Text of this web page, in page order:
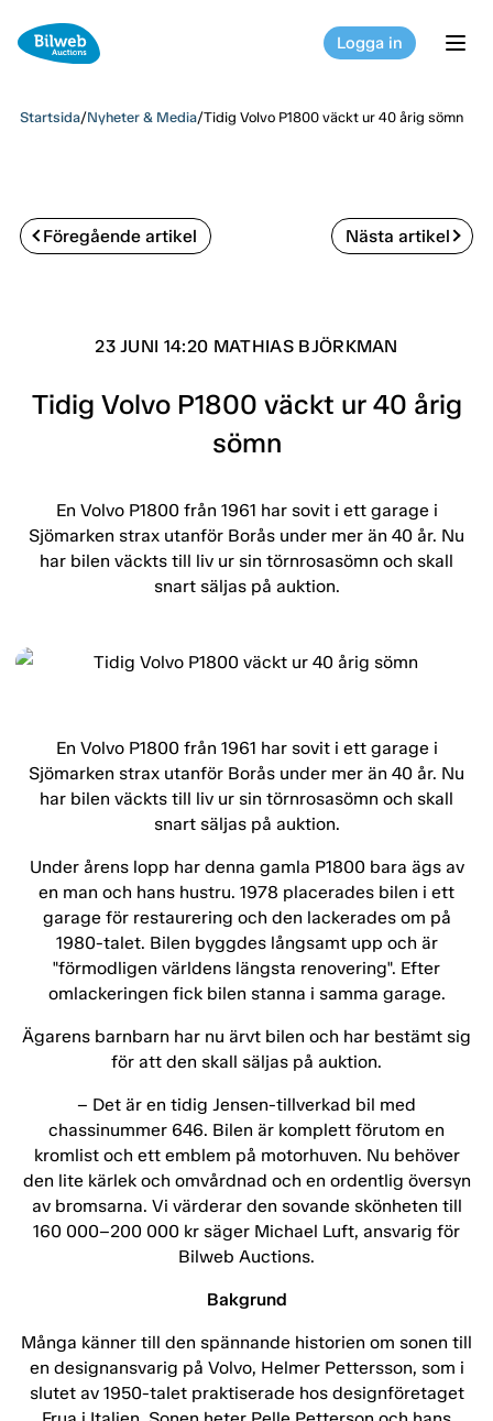
Logga in
Startsida/Nyheter & Media/Tidig Volvo P1800 väckt ur 40 årig sömn
Föregående artikel Nästa artikel
23 JUNI 14:20 MATHIAS BJÖRKMAN
Tidig Volvo P1800 väckt ur 40 årig
sömn
En Volvo P1800 från 1961 har sovit i ett garage i
Sjömarken strax utanför Borås under mer än 40 år. Nu
har bilen väckts till liv ur sin törnrosasömn och skall
snart säljas på auktion.
En Volvo P1800 från 1961 har sovit i ett garage i
Sjömarken strax utanför Borås under mer än 40 år. Nu
har bilen väckts till liv ur sin törnrosasömn och skall
snart säljas på auktion.
Under årens lopp har denna gamla P1800 bara ägs av
en man och hans hustru. 1978 placerades bilen i ett
garage för restaurering och den lackerades om på
1980-talet. Bilen byggdes långsamt upp och är
"förmodligen världens längsta renovering". Efter
omlackeringen fick bilen stanna i samma garage.
Ägarens barnbarn har nu ärvt bilen och har bestämt sig
för att den skall säljas på auktion.
– Det är en tidig Jensen-tillverkad bil med
chassinummer 646. Bilen är komplett förutom en
kromlist och ett emblem på motorhuven. Nu behöver
den lite kärlek och omvårdnad och en ordentlig översyn
av bromsarna. Vi värderar den sovande skönheten till
160 000–200 000 kr säger Michael Luft, ansvarig för
Bilweb Auctions.
Bakgrund
Många känner till den spännande historien om sonen till
en designansvarig på Volvo, Helmer Pettersson, som i
slutet av 1950-talet praktiserade hos designföretaget